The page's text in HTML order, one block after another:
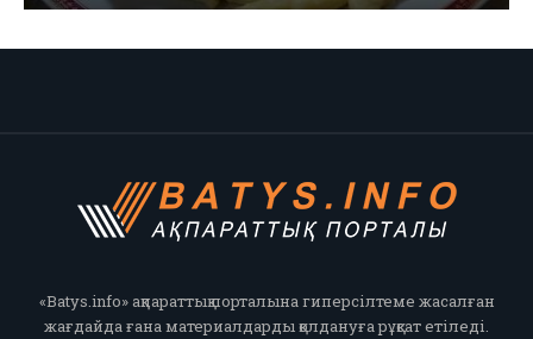
«Batys.info» ақпараттық порталына гиперсілтеме жасалған
жағдайда ғана материалдарды қолдануға рұқсат етіледі.